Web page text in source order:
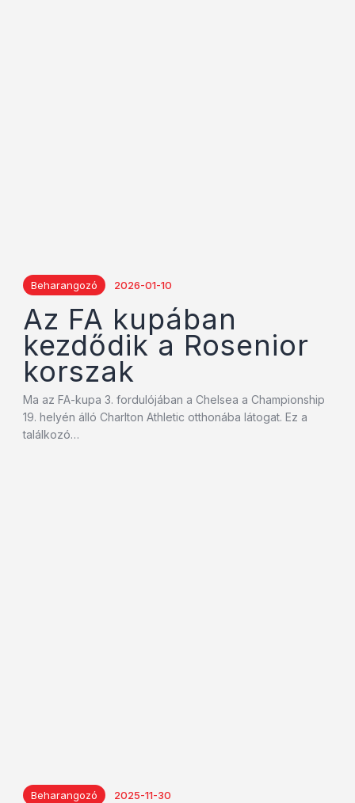
Beharangozó 2026-01-10
Az FA kupában
kezdődik a Rosenior
korszak
Ma az FA-kupa 3. fordulójában a Chelsea a Championship
19. helyén álló Charlton Athletic otthonába látogat. Ez a
találkozó…
Beharangozó 2025-11-30